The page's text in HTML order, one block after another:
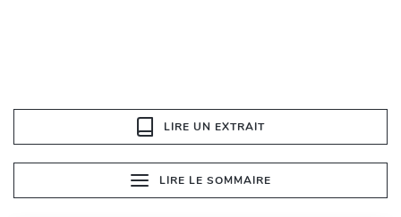
LIRE UN EXTRAIT
LIRE LE SOMMAIRE